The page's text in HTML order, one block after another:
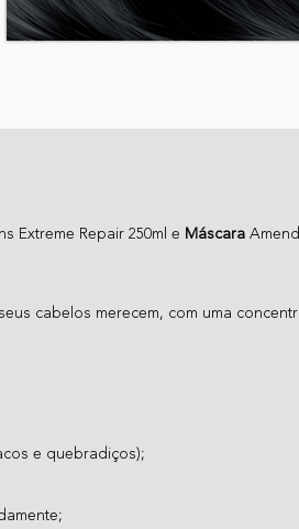
Extreme Repair 250ml e Máscara
cabelos merecem, com uma
e quebradiços);